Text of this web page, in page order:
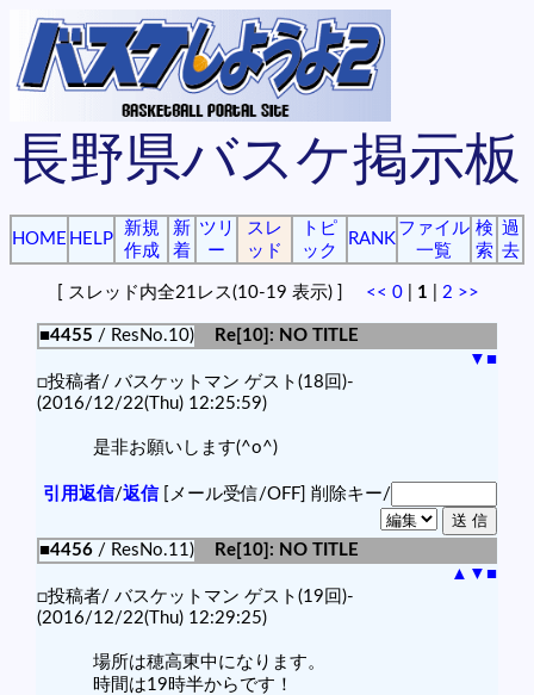
長野県バスケ掲示板
HOME HELP
新規
作成
新
着
ツリ
ー
スレ
ッド
トピ
ック
RANK
ファイル
一覧
検
索
過
去
[ スレッド内全21レス(10-19 表示) ] << 0 1 2 >>
■4455 / ResNo.10)
Re[10]: NO TITLE
▼ ■
□投稿者/ バスケットマン ゲスト(18回)-
(2016/12/22(Thu) 12:25:59)
是非お願いします(^o^)
引用返信/返信[メール受信/OFF] 削除キー/
■4456 / ResNo.11)
Re[10]: NO TITLE
▲ ▼ ■
□投稿者/ バスケットマン ゲスト(19回)-
(2016/12/22(Thu) 12:29:25)
場所は穂高東中になります。
時間は19時半からです！